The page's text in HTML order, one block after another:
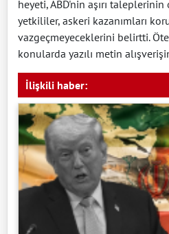
heyeti, ABD'nin aşırı
yetkililer, askeri kazanımları
vazgeçmeyeceklerini belirtti.
konularda yazılı metin
İlişkili haber: